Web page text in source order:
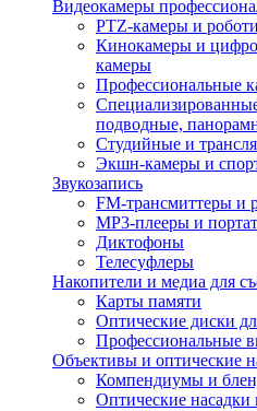
Видеокамеры
PTZ-камеры и
Кинокамеры и
камеры
Профессиональные
подводные,
Студийные и
Экшн-камеры и
Звукозапись
FM-трансмиттеры и
MP3-плееры и
Диктофоны
Телесуфлеры
Накопители и медиа для
Карты памяти
Оптические диски
Профессиональные
Объективы и оптические
Компендиумы и
Оптические